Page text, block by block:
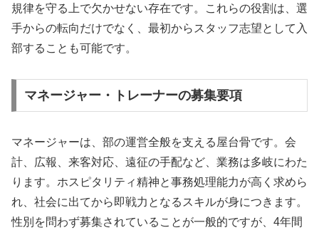
規律を守る上で欠かせない存在です。これらの役割は、選
手からの転向だけでなく、最初からスタッフ志望として入
部することも可能です。
マネージャー・トレーナーの募集要項
マネージャーは、部の運営全般を支える屋台骨です。会
計、広報、来客対応、遠征の手配など、業務は多岐にわた
ります。ホスピタリティ精神と事務処理能力が高く求めら
れ、社会に出てから即戦力となるスキルが身につきます。
性別を問わず募集されていることが一般的ですが、4年間